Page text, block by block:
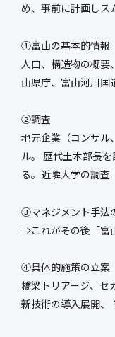
め、事前に計画しス
①富山の基本的情報
人口、構造物の概
山県庁、富山河川
②調査
地元企業（コンサル
ル。 歴代土木部長
る。近隣大学の調査
③マネジメント手法
⇒これがその後「富
④具体的施策の立案
橋梁トリアージ、セ
新技術の導入展開